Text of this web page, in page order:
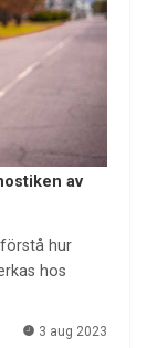
av
hur
hos
3 aug 2023